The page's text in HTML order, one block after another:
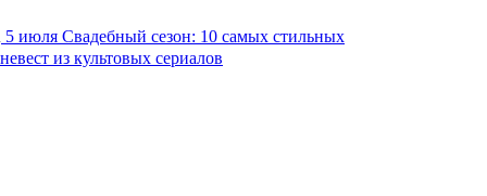
5 июля Свадебный сезон: 10 самых стильных
невест из культовых сериалов